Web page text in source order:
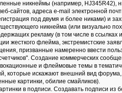
никнеймы (например,
сайтов, адреса e-mail электронной
под двумя и более никами) и
никнейма (или визуально
рекламу (в том числе в
жесткого флейма, экстремистские
призванные намеренно ввести
Создание коммерческих
и флеймовые темы в
которые искажают внешний вид
картинки, обилие смайликов).
в подписи. Создавать подписи